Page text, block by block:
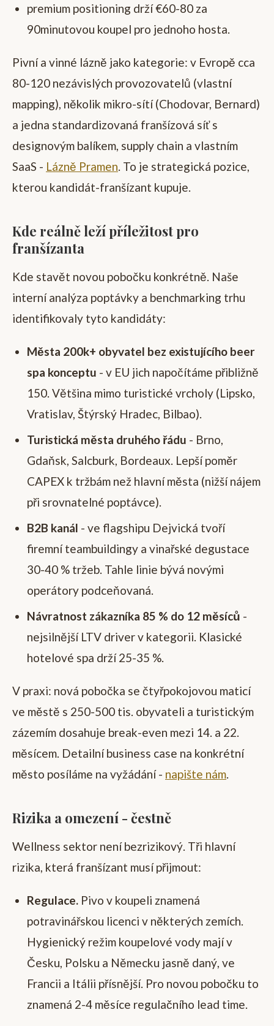
premium positioning drží €60-80 za
90minutovou koupel pro jednoho hosta.
Pivní a vinné lázně jako kategorie: v Evropě cca
80-120 nezávislých provozovatelů (vlastní
mapping), několik mikro-sítí (Chodovar, Bernard)
a jedna standardizovaná franšízová síť s
designovým balíkem, supply chain a vlastním
SaaS - Lázně Pramen. To je strategická pozice,
kterou kandidát-franšízant kupuje.
Kde reálně leží příležitost pro
franšízanta
Kde stavět novou pobočku konkrétně. Naše
interní analýza poptávky a benchmarking trhu
identifikovaly tyto kandidáty:
Města 200k+ obyvatel bez existujícího beer
spa konceptu - v EU jich napočítáme přibližně
150. Většina mimo turistické vrcholy (Lipsko,
Vratislav, Štýrský Hradec, Bilbao).
Turistická města druhého řádu - Brno,
Gdaňsk, Salcburk, Bordeaux. Lepší poměr
CAPEX k tržbám než hlavní města (nižší nájem
při srovnatelné poptávce).
B2B kanál - ve flagshipu Dejvická tvoří
firemní teambuildingy a vinařské degustace
30-40 % tržeb. Tahle linie bývá novými
operátory podceňovaná.
Návratnost zákazníka 85 % do 12 měsíců -
nejsilnější LTV driver v kategorii. Klasické
hotelové spa drží 25-35 %.
V praxi: nová pobočka se čtyřpokojovou maticí
ve městě s 250-500 tis. obyvateli a turistickým
zázemím dosahuje break-even mezi 14. a 22.
měsícem. Detailní business case na konkrétní
město posíláme na vyžádání - napište nám.
Rizika a omezení - čestně
Wellness sektor není bezrizikový. Tři hlavní
rizika, která franšízant musí přijmout:
Regulace. Pivo v koupeli znamená
potravinářskou licenci v některých zemích.
Hygienický režim koupelové vody mají v
Česku, Polsku a Německu jasně daný, ve
Francii a Itálii přísnější. Pro novou pobočku to
znamená 2-4 měsíce regulačního lead time.